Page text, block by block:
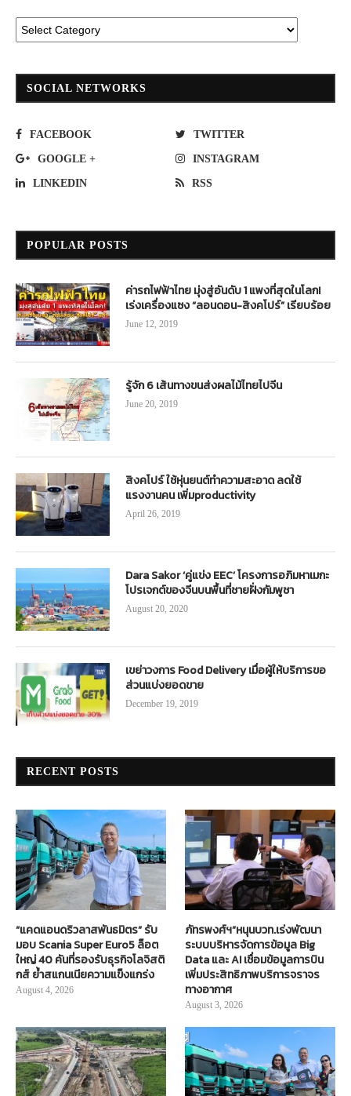
SOCIAL NETWORKS
FACEBOOK TWITTER
GOOGLE + INSTAGRAM
LINKEDIN RSS
POPULAR POSTS
ค่ารถไฟฟ้าไทย มุ่งสู่อันดับ 1 แพงที่สุดในโลก!
เร่งเครื่องแซง “ลอนดอน-สิงคโปร์” เรียบร้อย
June 12, 2019
รู้จัก 6 เส้นทางขนส่งผลไม้ไทยไปจีน
June 20, 2019
สิงคโปร์ ใช้หุ่นยนต์ทำความสะอาด ลดใช้
แรงงานคน เพิ่มproductivity
April 26, 2019
Dara Sakor ‘คู่แข่ง EEC’ โครงการอภิมหาเมกะ
โปรเจกต์ของจีนบนพื้นที่ชายฝั่งกัมพูชา
August 20, 2020
เขย่าวงการ Food Delivery เมื่อผู้ให้บริการขอ
ส่วนแบ่งยอดขาย
December 19, 2019
RECENT POSTS
“แคดแอนดริวลาสพันธมิตร” รับ
มอบ Scania Super Euro5 ล็อต
ใหญ่ 40 คันที่รองรับธุรกิจโลจิสติ
กส์ ย้ำสแกนเนียความแข็งแกร่ง
August 4, 2026
ภัทรพงศ์ฯ”หนุนบวท.เร่งพัฒนา
ระบบบริหารจัดการข้อมูล Big
Data และ AI เชื่อมข้อมูลการบิน
เพิ่มประสิทธิภาพบริการจราจร
ทางอากาศ
August 3, 2026